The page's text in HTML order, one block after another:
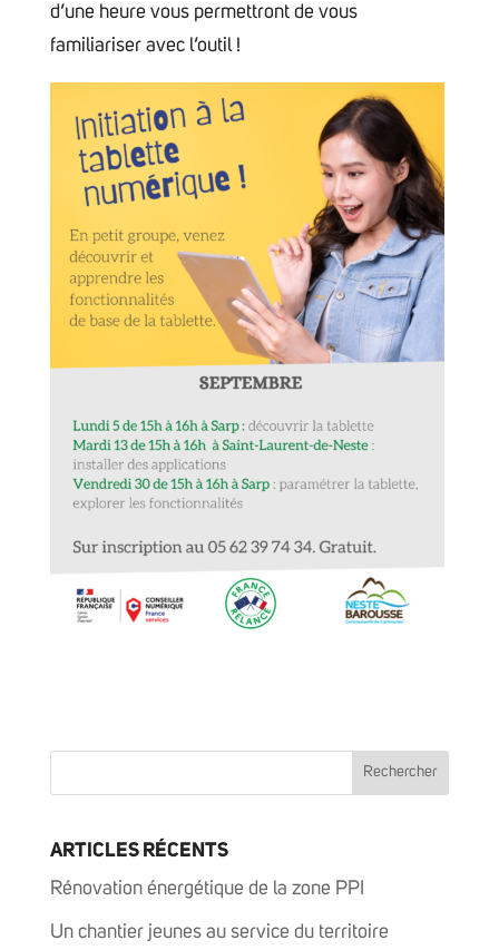
d’une heure vous permettront de vous
familiariser avec l’outil !
ARTICLES RÉCENTS
Rénovation énergétique de la zone PPI
Un chantier jeunes au service du territoire